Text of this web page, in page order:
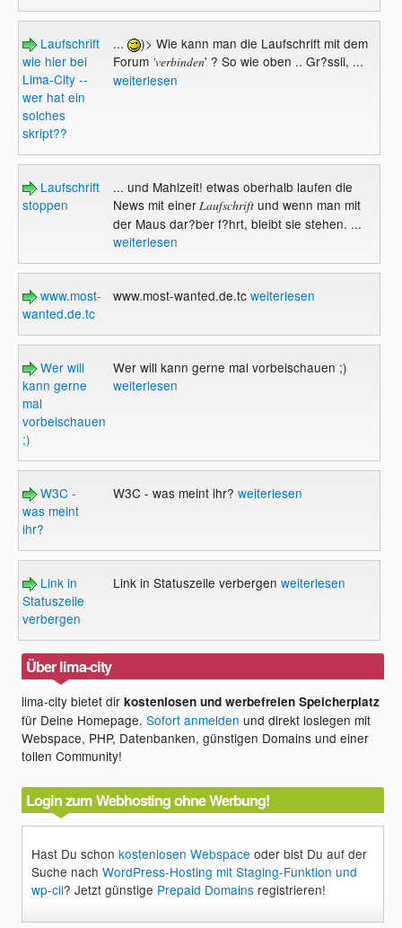
Laufschrift
wie hier bei
Lima-City --
wer hat ein
solches
skript??
...
)> Wie kann man die Laufschrift mit dem
Forum 'verbinden' ? So wie oben .. Gr?ssli, ...
weiterlesen
Laufschrift
stoppen
... und Mahlzeit! etwas oberhalb laufen die
News mit einerLaufschriftund wenn man mit
der Maus dar?ber f?hrt, bleibt sie stehen. ...
weiterlesen
www.most-
wanted.de.tc
www.most-wanted.de.tc weiterlesen
Wer will
kann gerne
mal
vorbeischauen
;)
Wer will kann gerne mal vorbeischauen ;)
weiterlesen
W3C -
was meint
ihr?
W3C - was meint ihr? weiterlesen
Link in
Statuszeile
verbergen
Link in Statuszeile verbergen weiterlesen
Über lima-city
lima-city bietet dirkostenlosen und werbefreien Speicherplatz
für Deine Homepage.Sofort anmelden und direkt loslegen mit
Webspace, PHP, Datenbanken, günstigen Domains und einer
tollen Community!
Login zum Webhosting ohne Werbung!
Hast Du schonkostenlosen Webspace oder bist Du auf der
Suche nachWordPress-Hosting mit Staging-Funktion und
wp-cli? Jetzt günstige Prepaid Domains registrieren!